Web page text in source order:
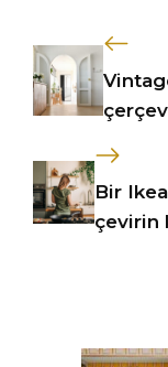
Bir
çevirin